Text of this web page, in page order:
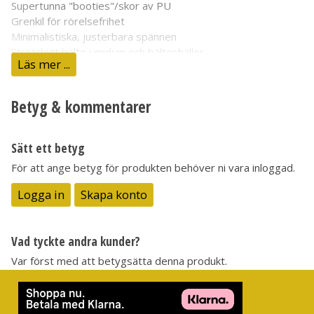
Supertunna "booties"/skor av PU
Grenkil för rörelsefrihet
Minimalistiska, justerbara spännen
Stretchigt bälte i midjan och bälteshällor
Tåliga "scuff guards" (grusskyd) vid ankeln
Yttertyg av
(varav 70 % återvunnet), innertyg av
Smuts- och vattenavvisande
Läs mer ...
Betyg & kommentarer
Sätt ett betyg
För att ange betyg för produkten behöver ni vara inloggad.
Logga in Skapa konto
Vad tyckte andra kunder?
Var först med att betygsätta denna produkt.